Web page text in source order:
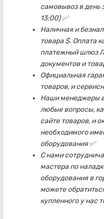
самовывоз в день
13:00) ✅
Наличная и
товара $. Оплата
платежный шлюз
документов и
Официальная
товаров, и
Наши менеджеры
любые вопросы,
сайте товаров, и
необходимого
оборудования ✅
С нами
мастера по
оборудования в
можете
купленного у нас